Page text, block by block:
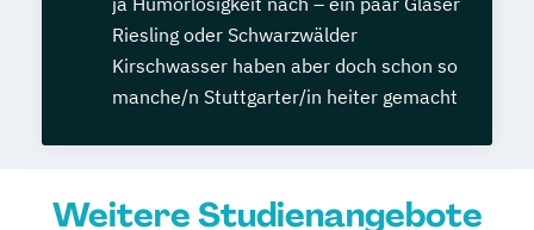
Riesling oder Schwarzwälder
Kirschwasser haben aber doch schon so
manche/n Stuttgarter/in heiter gemacht
Weitere Studienangebote